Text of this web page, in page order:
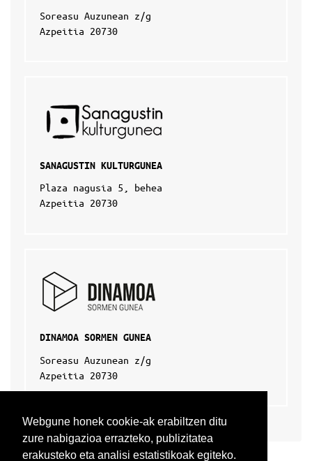
Webgune honek cookie-ak erabiltzen ditu
zure nabigazioa errazteko, publizitatea
erakusteko eta analisi estatistikoak egiteko.
Soreasu Auzunean z/g
Azpeitia 20730
SANAGUSTIN KULTURGUNEA
Plaza nagusia 5, behea
Azpeitia 20730
DINAMOA SORMEN GUNEA
Soreasu Auzunean z/g
Azpeitia 20730